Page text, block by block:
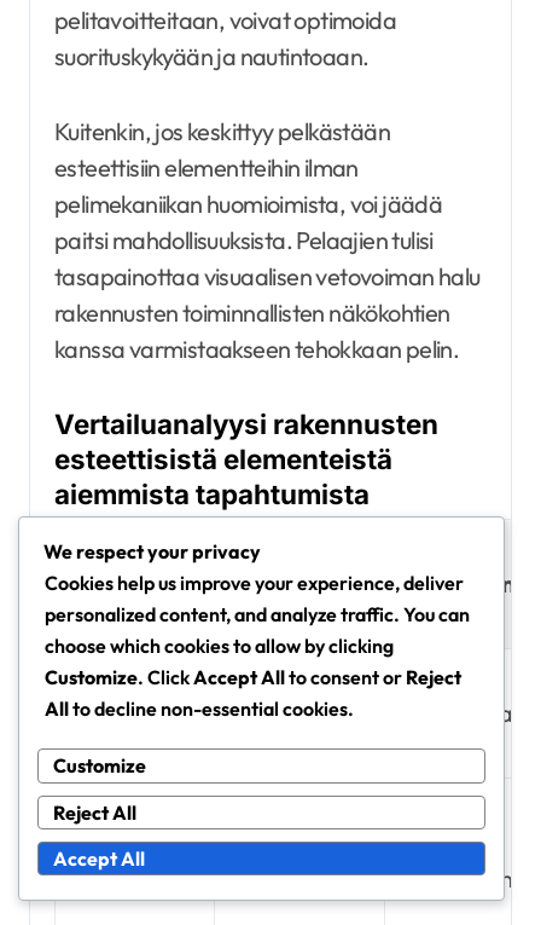
pelitavoitteitaan, voivat optimoida
suorituskykyään ja nautintoaan.
Kuitenkin, jos keskittyy pelkästään
esteettisiin elementteihin ilman
pelimekaniikan huomioimista, voi jäädä
paitsi mahdollisuuksista. Pelaajien tulisi
tasapainottaa visuaalisen vetovoiman halu
rakennusten toiminnallisten näkökohtien
kanssa varmistaakseen tehokkaan pelin.
Vertailuanalyysi rakennusten
esteettisistä elementeistä
aiemmista tapahtumista
Tapahtuma
Rakennusten
esteettinen
elementti
Talvijuhla
Luminen
Suorita 10
talviteemaa
tehtävää
Kesäroiske
Osallistu
We respect your privacy
Cookies help us improve your experience, deliver
personalized content, and analyze traffic. You can
choose which cookies to allow by clicking
Customize. ClickAccept Allto consent or Reject
Allto decline non-essential cookies.
Customize
Reject All
Accept All